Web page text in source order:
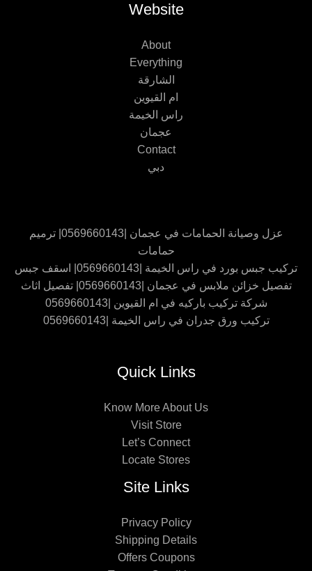
Website
About
Everything
الشارقة
ام القيوين
راس الخيمة
عجمان
Contact
دبي
عزل وصيانة الحمامات في عجمان |0569660143| ترميم
حمامات
تركيب جبس بورد في راس الخيمة |0569660143| اسقف جبس
تفصيل خزائن ملابس في عجمان |0569660143| تفصيل اثاث
شركة تركيب باركيه في ام القيوين |0569660143
تركيب ورق جدران في راس الخيمة |0569660143
Quick Links
Know More About Us
Visit Store
Let’s Connect
Locate Stores
Site Links
Privacy Policy
Shipping Details
Offers Coupons